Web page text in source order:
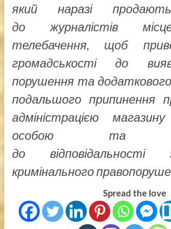
який наразі
до журналістів
телебачення, щоб
громадськості до
порушення та
подальшого припинення
адміністрацією
особою та
до відповідальності
кримінального
Spread the love